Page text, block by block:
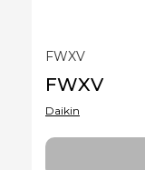
FWXV
FWXV
Daikin